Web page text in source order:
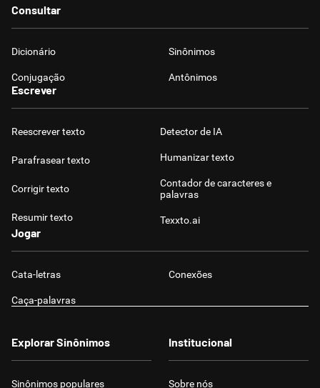
Consultar
Dicionário Sinônimos
Conjugação Antônimos
Escrever
Reescrever texto
Parafrasear texto
Corrigir texto
Resumir texto
Detector de IA
Humanizar texto
Contador de caracteres e
palavras
Texxto.ai
Jogar
Cata-letras Conexões
Caça-palavras
Explorar Sinônimos
Sinônimos populares
Institucional
Sobre nós